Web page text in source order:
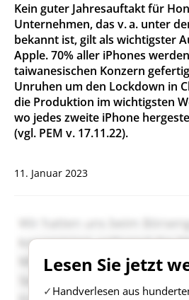
Kein guter Jahresauftakt für
Unternehmen, das v. a. unter
bekannt ist, gilt als wichtigster
Apple. 70% aller iPhones
taiwanesischen Konzern
Unruhen um den Lockdown in
die Produktion im wichtigsten
wo jedes zweite iPhone
(vgl. PEM v. 17.11.22).
11. Januar 2023
Lesen Sie jetzt
Handverlesen aus